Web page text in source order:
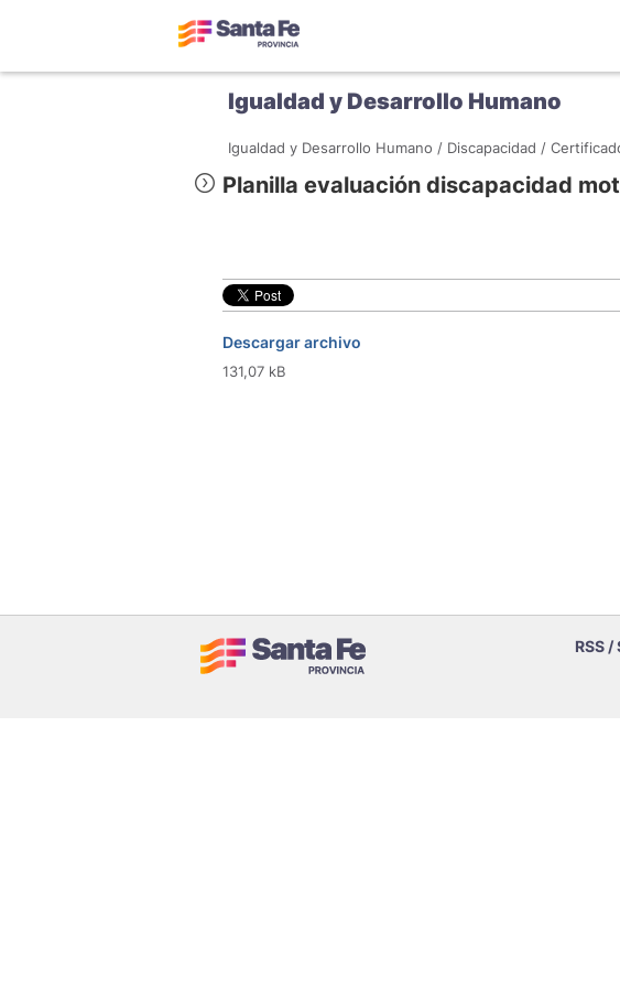
Igualdad y Desarrollo Humano
Igualdad y Desarrollo Humano / Discapacidad /
Planilla evaluación discapacidad
Descargar archivo
131,07 kB
RSS /